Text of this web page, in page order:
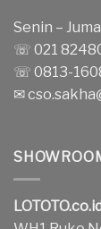
Senin –
☏ 021
☏ 0813-
✉